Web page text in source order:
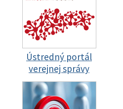
Ústredný portál
verejnej správy